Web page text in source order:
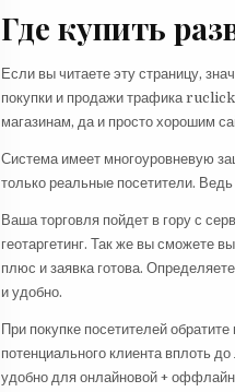
Где купить
Если вы читаете эту страницу,
покупки и продажи трафика
магазинам, да и просто хорошим
Система имеет многоуровневую
только реальные посетители.
Ваша торговля пойдет в гору с
геотаргетинг. Так же вы сможете
плюс и заявка готова.
и удобно.
При покупке посетителей
потенциального клиента вплоть
удобно для онлайновой +